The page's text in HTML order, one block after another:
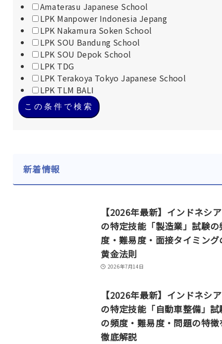
Amaterasu Japanese School
LPK Manpower Indonesia Jepang
LPK Nakamura Soken School
LPK SOU Bandung School
LPK SOU Depok School
LPK TDG
LPK Terakoya Tokyo Japanese School
LPK TLM BALI
この条件で検索
新着情報
【2026年最新】インドネシ
の特定技能「製造業」試験の
度・難易度・面接タイミング
黄金法則
2026年7月14日
【2026年最新】インドネシ
の特定技能「自動車整備」試
の頻度・難易度・問題の特徴
徹底解説